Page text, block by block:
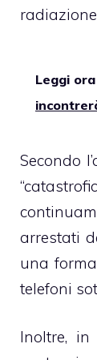
radiazione
Leggi ora
Secondo
arrestati
una
telefoni
Inoltre, in